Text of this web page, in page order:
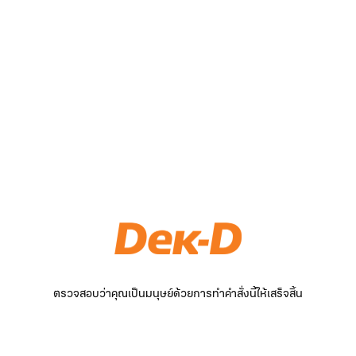
ตรวจสอบว่าคุณเป็นมนุษย์ด้วยการทำคำสั่งนี้ให้เสร็จสิ้น